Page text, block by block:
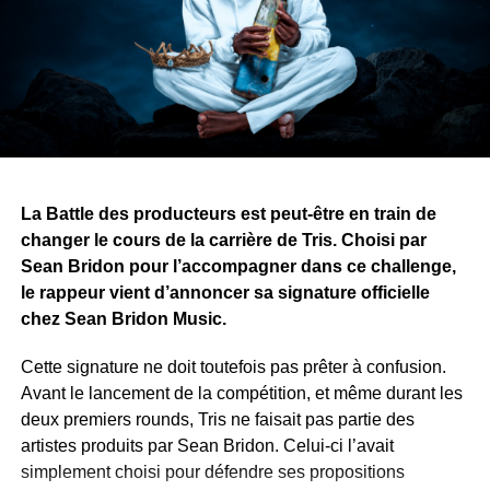
divisent les peuples, tandis que les histoires, la musique
et l’art peuvent les rassembler.
Avec ce projet, Yvy Real Killer démontre que son talent
ne se limite pas à la musique. Alors que le premier tome
au public.
WhatsApp
Facebook
X Telegram
Email
>>
La Battle des producteurs est peut-être en train de
changer le cours de la carrière de Tris. Choisi par
Sean Bridon pour l’accompagner dans ce challenge,
le rappeur vient d’annoncer sa signature officielle
chez Sean Bridon Music.
Cette signature ne doit toutefois pas prêter à confusion.
Avant le lancement de la compétition, et même durant les
deux premiers rounds, Tris ne faisait pas partie des
artistes produits par Sean Bridon. Celui-ci l’avait
simplement choisi pour défendre ses propositions